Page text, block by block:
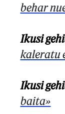
behar
Ikusi
kaleratu
Ikusi
baita»